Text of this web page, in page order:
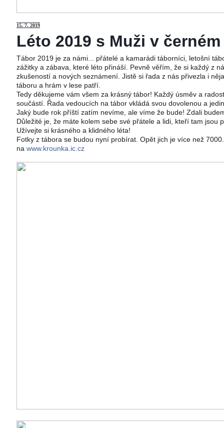
15. 7. 2019
Léto 2019 s Muži v
Tábor 2019 je za námi... přátelé a kamarádi táborníci, letošní
zážitky a zábava, které léto přináší. Pevně věřím, že si každý z
zkušeností a nových seznámení. Jistě si řada z nás přivezla i
táboru a hrám v lese patří.
Tedy děkujeme vám všem za krásný tábor! Každý úsměv a
součástí. Řada vedoucích na tábor vkládá svou dovolenou a
Jaký bude rok příští zatím nevíme, ale víme že bude! Zdali
Důležité je, že máte kolem sebe své přátele a lidi, kteří tam jsou
Užívejte si krásného a klidného léta!
Fotky z tábora se budou nyní probírat. Opět jich je více než
na www.krounka.ic.cz